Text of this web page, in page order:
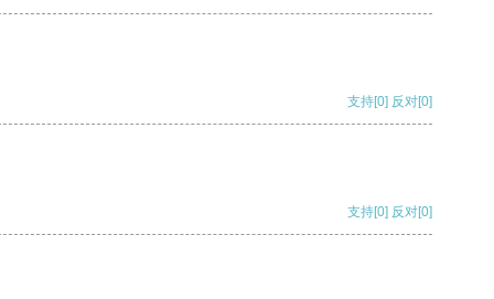
支持[0] 反对[0]
支持[0] 反对[0]